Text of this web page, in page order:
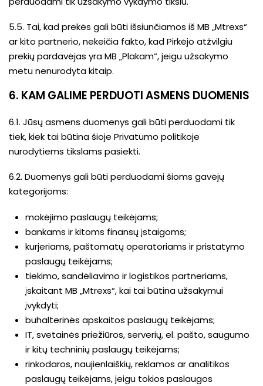
5.5. Tai, kad prekės gali būti išsiunčiamos iš MB „Mtrexs“
ar kito partnerio, nekeičia fakto, kad Pirkėjo atžvilgiu
prekių pardavėjas yra MB „Plakam“, jeigu užsakymo
metu nenurodyta kitaip.
6. KAM GALIME PERDUOTI ASMENS DUOMENIS
6.1. Jūsų asmens duomenys gali būti perduodami tik
tiek, kiek tai būtina šioje Privatumo politikoje
nurodytiems tikslams pasiekti.
6.2. Duomenys gali būti perduodami šioms gavėjų
kategorijoms:
mokėjimo paslaugų teikėjams;
bankams ir kitoms finansų įstaigoms;
kurjeriams, paštomatų operatoriams ir pristatymo
paslaugų teikėjams;
tiekimo, sandėliavimo ir logistikos partneriams,
įskaitant MB „Mtrexs“, kai tai būtina užsakymui
įvykdyti;
buhalterinės apskaitos paslaugų teikėjams;
IT, svetainės priežiūros, serverių, el. pašto, saugumo
ir kitų techninių paslaugų teikėjams;
rinkodaros, naujienlaiškių, reklamos ar analitikos
paslaugų teikėjams, jeigu tokios paslaugos